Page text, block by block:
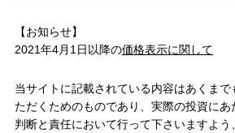
【お知らせ】
2021年4月1日以降の価格表示に関して
当サイトに記載されている内容はあくま
ただくためのものであり、実際の投資に
判断と責任において行って下さいますよう